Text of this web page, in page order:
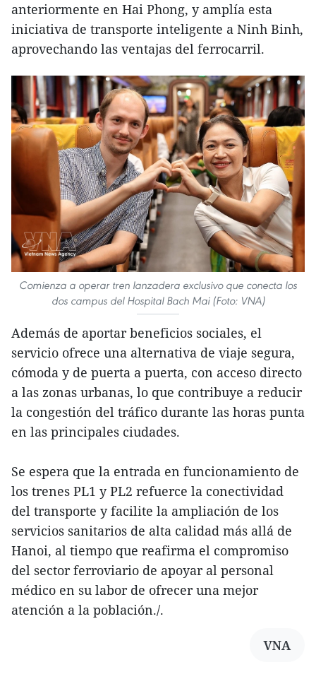
anteriormente en Hai Phong, y amplía esta
iniciativa de transporte inteligente a Ninh Binh,
aprovechando las ventajas del ferrocarril.
Comienza a operar tren lanzadera exclusivo que conecta los
dos campus del Hospital Bach Mai (Foto: VNA)
Además de aportar beneficios sociales, el
servicio ofrece una alternativa de viaje segura,
cómoda y de puerta a puerta, con acceso directo
a las zonas urbanas, lo que contribuye a reducir
la congestión del tráfico durante las horas punta
en las principales ciudades.
Se espera que la entrada en funcionamiento de
los trenes PL1 y PL2 refuerce la conectividad
del transporte y facilite la ampliación de los
servicios sanitarios de alta calidad más allá de
Hanoi, al tiempo que reafirma el compromiso
del sector ferroviario de apoyar al personal
médico en su labor de ofrecer una mejor
atención a la población./.
VNA